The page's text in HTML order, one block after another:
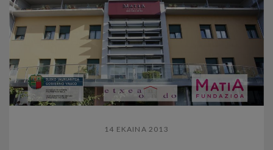
14 EKAINA 2013